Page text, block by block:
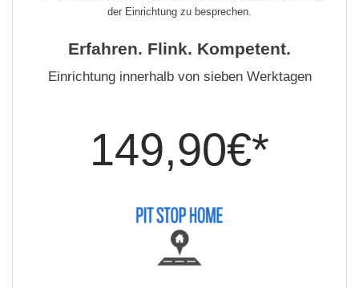
der Einrichtung zu besprechen.
Erfahren. Flink. Kompetent.
Einrichtung innerhalb von sieben Werktagen
149,90€*